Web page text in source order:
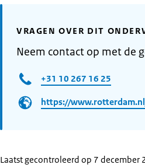
VRAGEN OVER DIT
Neem contact op met de
+31 10 267 16 25
https://
Laatst gecontroleerd op 7 december